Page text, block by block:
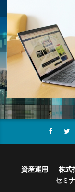
資産運用 株式
セミ